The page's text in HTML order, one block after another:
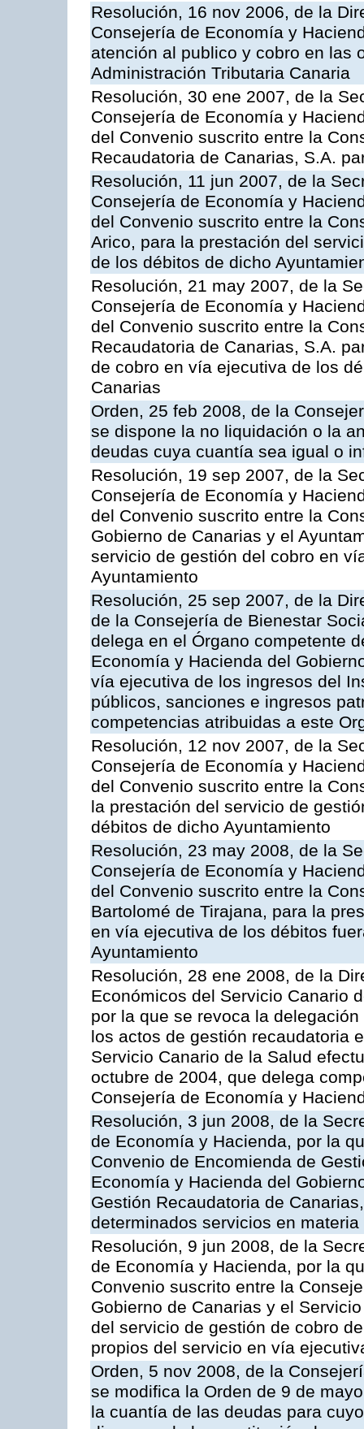
Resolución, 16 nov 2006, de la
Consejería de Economía y
atención al publico y cobro en las
Administración Tributaria Canaria
Resolución, 30 ene 2007, de la
Consejería de Economía y
del Convenio suscrito entre la
Recaudatoria de Canarias, S.A.
Resolución, 11 jun 2007, de la
Consejería de Economía y
del Convenio suscrito entre la
Arico, para la prestación del
de los débitos de dicho
Resolución, 21 may 2007, de la
Consejería de Economía y
del Convenio suscrito entre la
Recaudatoria de Canarias, S.A.
de cobro en vía ejecutiva de los
Canarias
Orden, 25 feb 2008, de la
se dispone la no liquidación o la
deudas cuya cuantía sea igual o
Resolución, 19 sep 2007, de la
Consejería de Economía y
del Convenio suscrito entre la
Gobierno de Canarias y el
servicio de gestión del cobro en
Ayuntamiento
Resolución, 25 sep 2007, de la
de la Consejería de Bienestar
delega en el Órgano competente
Economía y Hacienda del
vía ejecutiva de los ingresos del
públicos, sanciones e ingresos
competencias atribuidas a este
Resolución, 12 nov 2007, de la
Consejería de Economía y
del Convenio suscrito entre la
la prestación del servicio de
débitos de dicho Ayuntamiento
Resolución, 23 may 2008, de la
Consejería de Economía y
del Convenio suscrito entre la
Bartolomé de Tirajana, para la
en vía ejecutiva de los débitos
Ayuntamiento
Resolución, 28 ene 2008, de la
Económicos del Servicio Canario
por la que se revoca la
los actos de gestión recaudatoria
Servicio Canario de la Salud
octubre de 2004, que delega
Consejería de Economía y
Resolución, 3 jun 2008, de la
de Economía y Hacienda, por la
Convenio de Encomienda de
Economía y Hacienda del
Gestión Recaudatoria de
determinados servicios en materia
Resolución, 9 jun 2008, de la
de Economía y Hacienda, por la
Convenio suscrito entre la
Gobierno de Canarias y el
del servicio de gestión de cobro
propios del servicio en vía
Orden, 5 nov 2008, de la
se modifica la Orden de 9 de
la cuantía de las deudas para